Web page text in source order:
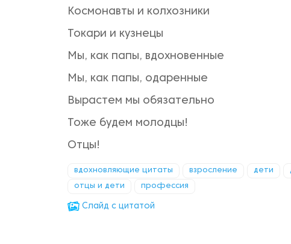
Космонавты и колхозники
Токари и кузнецы
Мы, как папы, вдохновенные
Мы, как папы, одаренные
Вырастем мы обязательно
Тоже будем молодцы!
Отцы!
вдохновляющие цитаты взросление дети
отцы и дети профессия
Cлайд с цитатой